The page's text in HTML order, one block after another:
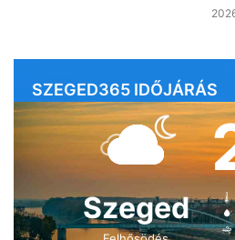
SZEGED365 IDŐJÁRÁS
Szeged